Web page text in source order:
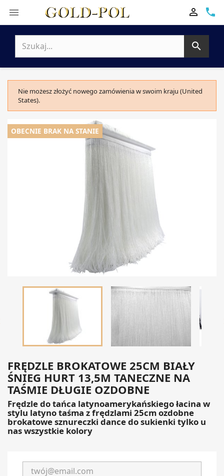
 phone


Nie możesz złożyć nowego zamówienia w swoim kraju (United
States).
OBECNIE BRAK NA STANIE
FRĘDZLE BROKATOWE 25CM BIAŁY
ŚNIEG HURT 13,5M TANECZNE NA
TAŚMIE DŁUGIE OZDOBNE
Frędzle do tańca latynoamerykańskiego łacina w
stylu latyno taśma z frędzlami 25cm ozdobne
brokatowe sznureczki dance do sukienki tylko u
nas wszystkie kolory